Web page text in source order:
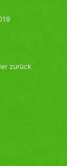
zurück